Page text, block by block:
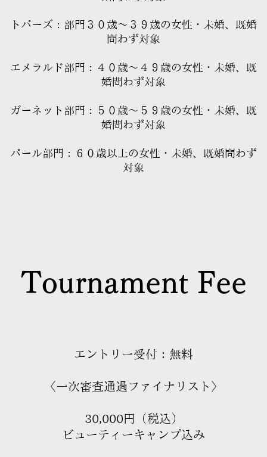
トパーズ：部門３０歳〜３９歳の女性・未婚、既婚
問わず対象
エメラルド部門：４０歳〜４９歳の女性・未婚、既
婚問わず対象
ガーネット部門：５０歳〜５９歳の女性・未婚、既
婚問わず対象
パール部門：６０歳以上の女性・未婚、既婚問わず
対象
Tournament Fee
エントリー受付：無料
〈 一次審査通過ファイナリスト〉
30,000円（税込）
ビューティーキャンプ込み